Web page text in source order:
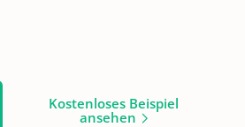
Kostenloses Beispiel
ansehen